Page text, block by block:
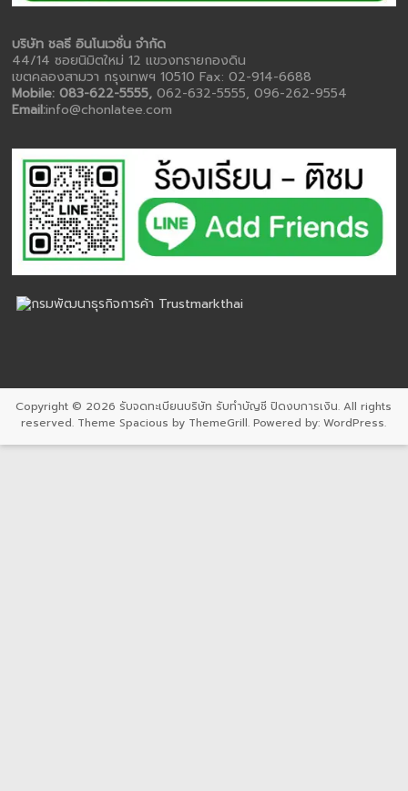
บริษัท ชลธี อินโนเวชั่น จำกัด
44/14 ซอยนิมิตใหม่ 12 แขวงทรายกองดิน
เขตคลองสามวา กรุงเทพฯ 10510 Fax: 02-914-6688
Mobile: 083-622-5555,062-632-5555, 096-262-9554
Email:info@chonlatee.com
Copyright © 2026 รับจดทะเบียนบริษัท รับทำบัญชี ปิดงบการเงิน. All rights
reserved. ThemeSpacious by ThemeGrill. Powered by:WordPress.